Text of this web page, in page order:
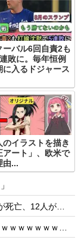
ーバル6回自責2も
敗に。毎年恒例
に入るドジャース
のイラストを描き
アート」、欧米で
由...
が負傷した事故。
ｗｗｗｗｗｗｗｗｗ